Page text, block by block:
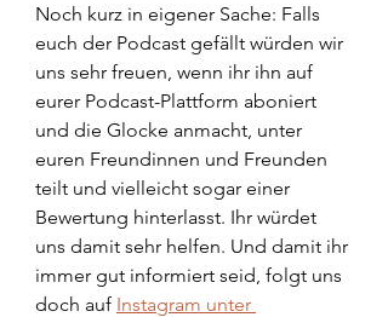
Noch kurz in eigener Sache: Falls
euch der Podcast gefällt würden wir
uns sehr freuen, wenn ihr ihn auf
eurer Podcast-Plattform aboniert
und die Glocke anmacht, unter
euren Freundinnen und Freunden
teilt und vielleicht sogar einer
Bewertung hinterlasst. Ihr würdet
uns damit sehr helfen. Und damit ihr
immer gut informiert seid, folgt uns
doch auf Instagram unter